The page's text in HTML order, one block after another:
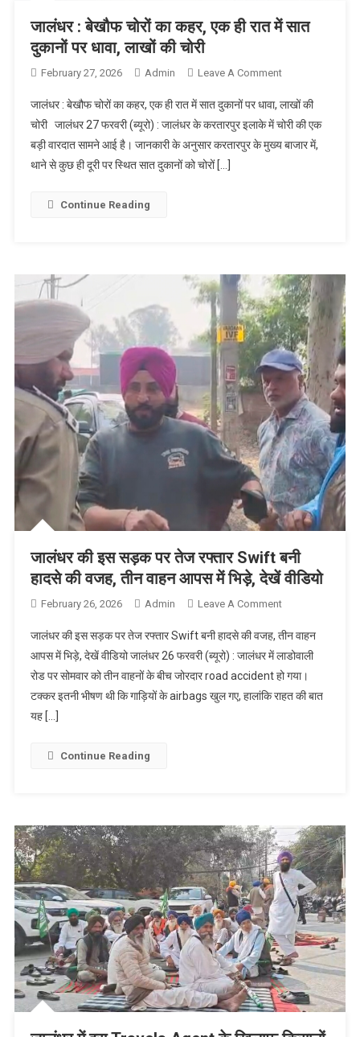
जालंधर : बेखौफ चोरों का कहर, एक ही रात में सात
दुकानों पर धावा, लाखों की चोरी
February 27, 2026 Admin Leave A CommentOn जालंधर :
कहर, एक ही रात
में सात दुकानों पर
धावा, लाखों की
जालंधर : बेखौफ चोरों का कहर, एक ही रात में सात दुकानों पर धावा, लाखों की
चोरी जालंधर 27 फरवरी (ब्यूरो) : जालंधर के करतारपुर इलाके में चोरी की एक
बड़ी वारदात सामने आई है। जानकारी के अनुसार करतारपुर के मुख्य बाजार में,
थाने से कुछ ही दूरी पर स्थित सात दुकानों को चोरों […]
Continue Reading
जालंधर की इस सड़क पर तेज रफ्तार Swift बनी
हादसे की वजह, तीन वाहन आपस में भिड़े, देखें वीडियो
February 26, 2026 Admin Leave A CommentOn जालंधर की
रफ्तार Swift
बनी हादसे की
वजह, तीन वाहन
आपस में भिड़े,
जालंधर की इस सड़क पर तेज रफ्तार Swift बनी हादसे की वजह, तीन वाहन
आपस में भिड़े, देखें वीडियो जालंधर 26 फरवरी (ब्यूरो) : जालंधर में लाडोवाली
रोड पर सोमवार को तीन वाहनों के बीच जोरदार road accident हो गया।
टक्कर इतनी भीषण थी कि गाड़ियों के airbags खुल गए, हालांकि राहत की बात
यह […]
Continue Reading